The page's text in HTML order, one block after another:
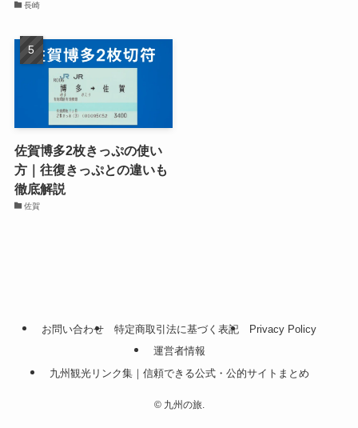
長崎
佐賀博多2枚きっぷの使い
方｜往復きっぷとの違いも
徹底解説
佐賀
お問い合わせ 特定商取引法に基づく表記
Privacy Policy
運営者情報
九州観光リンク集｜信頼できる公式・公的サイトまとめ
©九州の旅.